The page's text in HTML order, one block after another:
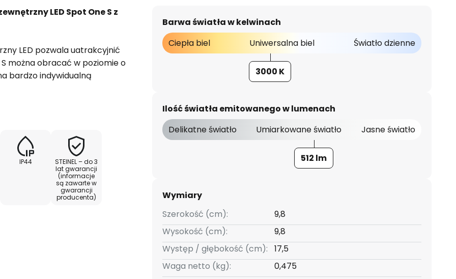
LED Spot One S z
LED pozwala uatrakcyjnić
można obracać w poziomie o
bardzo indywidualną
jest również połączenie
GU10.
IP44
STEINEL – do 3
lat gwarancji
(informacje
są zawarte w
gwarancji
producenta)
Barwa światła w kelwinach
Ciepła biel
Uniwersalna biel Światło dzienne
3000 K
Ilość światła emitowanego w lumenach
Delikatne światło
Umiarkowane światło Jasne światło
512 lm
Wymiary
Szerokość (cm):
9,8
Wysokość (cm):
9,8
Występ / głębokość (cm):
17,5
Waga netto (kg):
0,475